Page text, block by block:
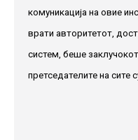
комуникација на овие
врати авторитетот,
систем, беше
претседателите на сите